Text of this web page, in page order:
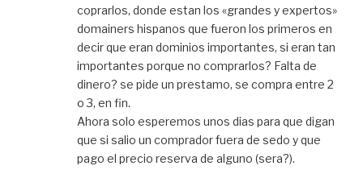
coprarlos, donde estan los «grandes y expertos»
domainers hispanos que fueron los primeros en
decir que eran dominios importantes, si eran tan
importantes porque no comprarlos? Falta de
dinero? se pide un prestamo, se compra entre 2
o 3, en fin.
Ahora solo esperemos unos dias para que digan
que si salio un comprador fuera de sedo y que
pago el precio reserva de alguno (sera?).